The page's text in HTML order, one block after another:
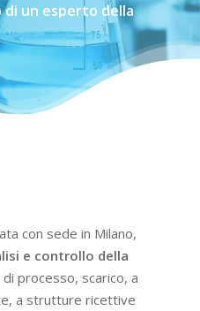
di un esperto della
con sede in Milano,
e controllo della
processo, scarico, a
a strutture ricettive